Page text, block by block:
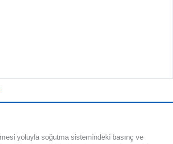
yoluyla soğutma sistemindeki basınç ve